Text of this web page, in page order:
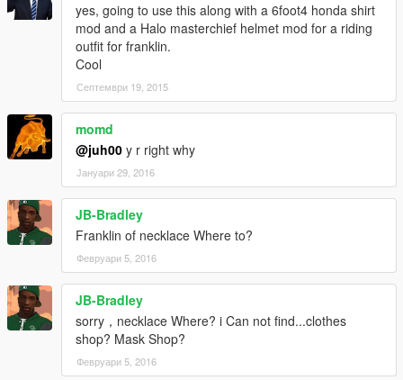
yes, going to use this along with a 6foot4 honda shirt
mod and a Halo masterchief helmet mod for a riding
outfit for franklin.
Cool
Септември 19, 2015
momd
@juh00 y r right why
Јануари 29, 2016
JB-Bradley
Franklin of necklace Where to?
Февруари 5, 2016
JB-Bradley
sorry，necklace Where? i Can not find...clothes
shop? Mask Shop?
Февруари 5, 2016